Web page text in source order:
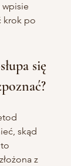
wpisie
krok po
się
skąd
z